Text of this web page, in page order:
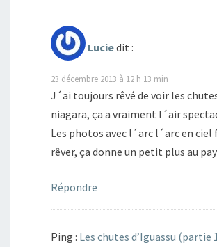
Luciedit :
23 décembre 2013 à 12 h 13 min
J´ai toujours rêvé de voir les
niagara, ça a vraiment l´air
Les photos avec l´arc l´arc en
rêver, ça donne un petit plus au
Répondre
Ping : Les chutes d’Iguassu (partie